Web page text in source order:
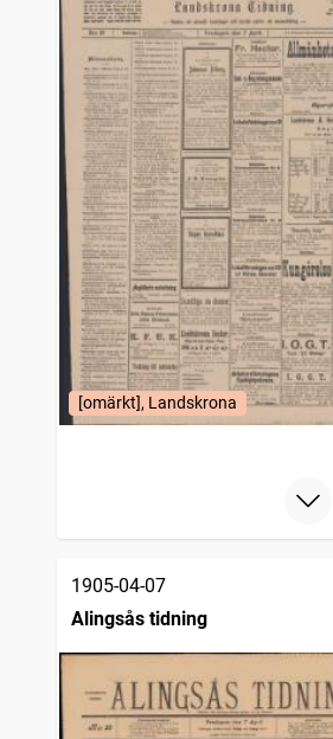
Norrlandsposten (1837)
träffar
Västernorrlands allehanda
träffar
Västra dagbladet Boråsposten
träffar
Öresundsposten (Helsingborg : 1847)
träffar
Nerikes allehanda
träffar
Borås tidning
träffar
Jönköpingsposten
träffar
träffar
Gefle dagblad
träffar
träffar
Lunds dagblad
träffar
Halland
träffar
Gotlands allehanda
träffar
Hallandsposten
träffar
Skånska aftonbladet
träffar
Skåningen Eslövs tidning
träffar
Nordsvenska dagbladet (Luleå : 1904)
träffar
Landskronaposten
träffar
[omärkt], Landskrona
1905-04-07
Alingsås tidning